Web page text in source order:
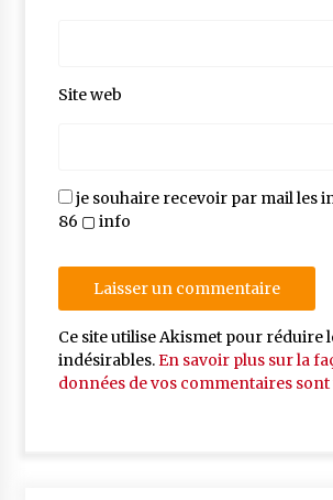
Site web
je souhaire recevoir par mail les
86 ▢ info
Ce site utilise Akismet pour réduire
indésirables.En savoir plus sur la
données de vos commentaires